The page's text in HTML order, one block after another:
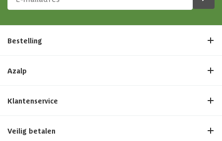
Bestelling
Azalp
Klantenservice
Veilig betalen